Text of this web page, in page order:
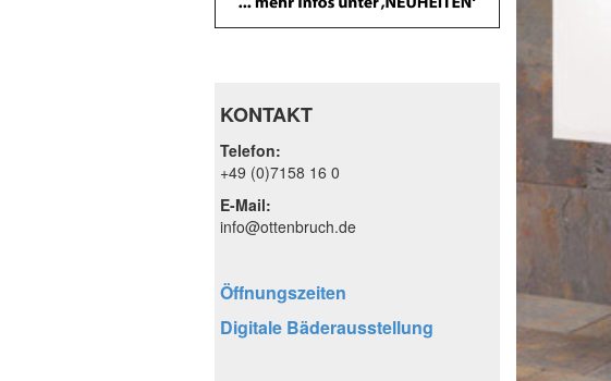
KONTAKT
Telefon:
+49 (0)7158 16 0
E-Mail:
info@ottenbruch.de
Öffnungszeiten
Digitale Bäderausstellung